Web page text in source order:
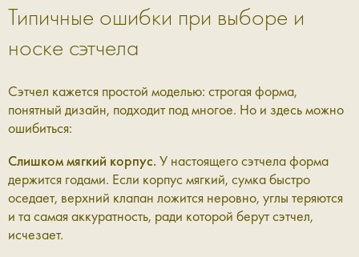
Типичные ошибки при выборе и
носке сэтчела
Сэтчел кажется простой моделью: строгая форма,
понятный дизайн, подходит под многое. Но и здесь можно
ошибиться:
Слишком мягкий корпус.У настоящего сэтчела форма
держится годами. Если корпус мягкий, сумка быстро
оседает, верхний клапан ложится неровно, углы теряются
и та самая аккуратность, ради которой берут сэтчел,
исчезает.